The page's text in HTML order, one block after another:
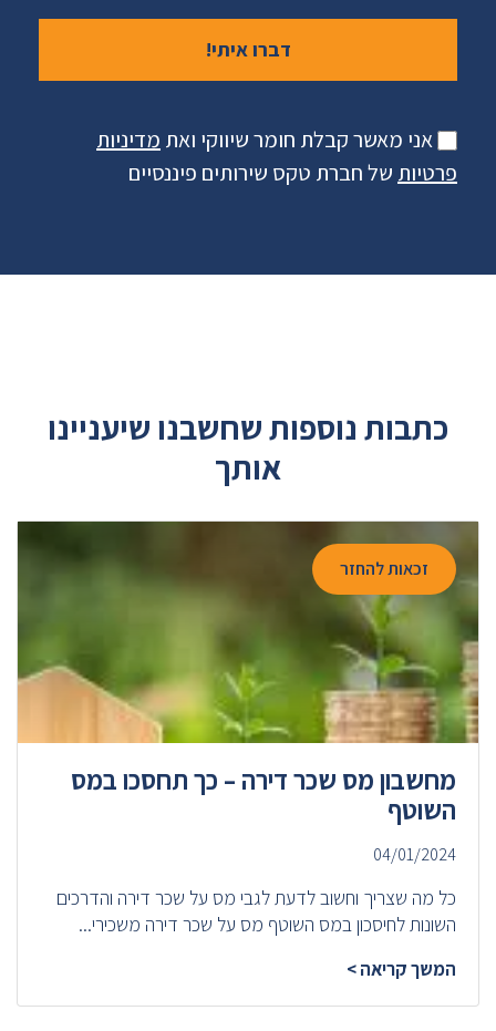
אני מאשר קבלת חומר שיווקי ואת מדיניות
פרטיות של חברת טקס שירותים פיננסיים
כתבות נוספות שחשבנו שיעניינו
אותך
זכאות להחזר
מחשבון מס שכר דירה – כך תחסכו במס
השוטף
04/01/2024
כל מה שצריך וחשוב לדעת לגבי מס על שכר דירה והדרכים
השונות לחיסכון במס השוטף מס על שכר דירה משכירי...
המשך קריאה >